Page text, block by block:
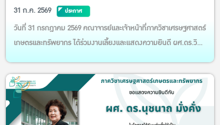
31 ก.ค. 2569
ประกาศ
วันที่ 31 กรกฎาคม 2569 คณาจารย์และเจ้าหน้าที่ภาควิชาเศรษฐศาสตร์
เกษตรและทรัพยากร ได้ร่วมงานเลี้ยงและแสดงความยินดี ผศ.ดร.วิ
เกษตรศาสตร์ให้ดำรงตำแหน่ง “รองอธิการบดีฝ่ายบริหารทรัพย์สิน”
ผศ.ดร.มล.กุณฑลรัตน์ ทวีวงศ์ ในโอกาสที่ได้รับการแต่งตั้งให้ดำ...